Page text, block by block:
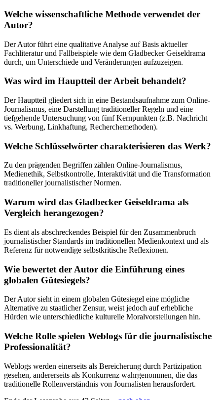
Welche wissenschaftliche Methode verwendet der
Autor?
Der Autor führt eine qualitative Analyse auf Basis aktueller
Fachliteratur und Fallbeispiele wie dem Gladbecker Geiseldrama
durch, um Unterschiede und Veränderungen aufzuzeigen.
Was wird im Hauptteil der Arbeit behandelt?
Der Hauptteil gliedert sich in eine Bestandsaufnahme zum Online-
Journalismus, eine Darstellung traditioneller Regeln und eine
tiefgehende Untersuchung von fünf Kernpunkten (z.B. Nachricht
vs. Werbung, Linkhaftung, Recherchemethoden).
Welche Schlüsselwörter charakterisieren das Werk?
Zu den prägenden Begriffen zählen Online-Journalismus,
Medienethik, Selbstkontrolle, Interaktivität und die Transformation
traditioneller journalistischer Normen.
Warum wird das Gladbecker Geiseldrama als
Vergleich herangezogen?
Es dient als abschreckendes Beispiel für den Zusammenbruch
journalistischer Standards im traditionellen Medienkontext und als
Referenz für notwendige selbstkritische Reflexionen.
Wie bewertet der Autor die Einführung eines
globalen Gütesiegels?
Der Autor sieht in einem globalen Gütesiegel eine mögliche
Alternative zu staatlicher Zensur, weist jedoch auf erhebliche
Hürden wie unterschiedliche kulturelle Moralvorstellungen hin.
Welche Rolle spielen Weblogs für die journalistische
Professionalität?
Weblogs werden einerseits als Bereicherung durch Partizipation
gesehen, andererseits als Konkurrenz wahrgenommen, die das
traditionelle Rollenverständnis von Journalisten herausfordert.